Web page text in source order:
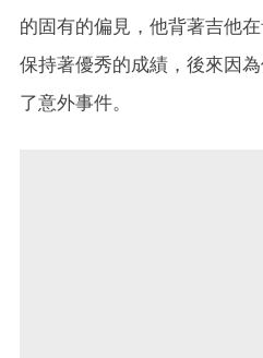
的固有的偏見，他背著吉他
保持著優秀的成績，後來因
了意外事件。